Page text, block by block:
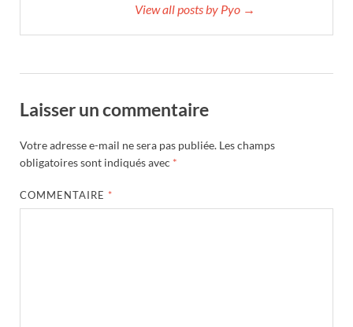
View all posts by Pyo →
Laisser un commentaire
Votre adresse e-mail ne sera pas publiée. Les champs
obligatoires sont indiqués avec *
COMMENTAIRE *